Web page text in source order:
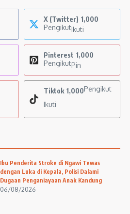
X (Twitter) 1,000
PengikutIkuti
Pinterest 1,000
PengikutPin
Tiktok 1,000Pengikut
Ikuti
Ibu Penderita Stroke di Ngawi Tewas
dengan Luka di Kepala, Polisi Dalami
Dugaan Penganiayaan Anak Kandung
06/08/2026